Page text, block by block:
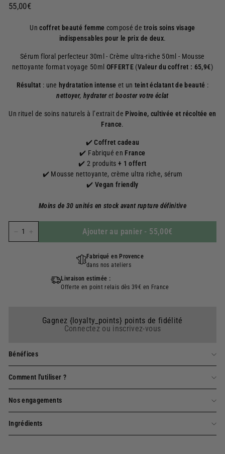
Prix
55,00€55,00€
Uncoffret beauté femme composé detrois soins visage
indispensables pour le prix de deux.
Sérum floral perfecteur 30ml - Crème ultra-riche 50ml - Mousse
nettoyante format voyage 50ml OFFERTE (Valeur du coffret : 65,9€)
Résultat : une hydratation intense et unteint éclatant de beauté :
nettoyer, hydrateretbooster votre éclat
Un rituel de soins naturels à l’extrait de Pivoine, cultivée et récoltée en
France.
✔️Coffret cadeau
✔️ Fabriqué en France
✔️ 2 produits+ 1 offert
✔️ Mousse nettoyante, crème ultra riche, sérum
✔️ Vegan friendly
Moins de 30 unités en stock avant rupture définitive
Ajouter au panier - 55,00€
Fabriqué en Provence
dans nos ateliers
Livraison estimée :
Offerte en point relais dès 39€ en France
Gagnez {loyalty_points} points de fidélité
Connectez ou inscrivez-vous
Bénéfices
Comment l'utiliser ?
Nos engagements
Ingrédients